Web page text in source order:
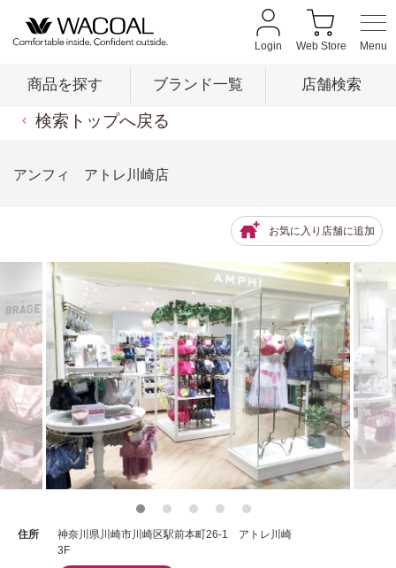
Login Web Store
商品を探す ブランド一覧 店舗検索
店舗検索
新着情報
重要なお知らせ
お知らせ
検索トップへ戻る
アンフィ アトレ川崎店
お気に入り店舗に追加
住所
神奈川県川崎市川崎区駅前本町26-1 アトレ川崎
3F